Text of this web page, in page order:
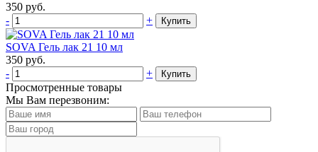
350 руб.
-
+ Купить
SOVA Гель лак 21 10 мл
350 руб.
-
+ Купить
Просмотренные товары
Мы Вам перезвоним: